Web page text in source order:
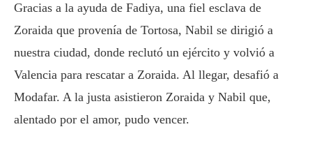
Gracias a la ayuda de Fadiya, una fiel esclava de
Zoraida que provenía de Tortosa, Nabil se dirigió a
nuestra ciudad, donde reclutó un ejército y volvió a
Valencia para rescatar a Zoraida. Al llegar, desafió a
Modafar. A la justa asistieron Zoraida y Nabil que,
alentado por el amor, pudo vencer.